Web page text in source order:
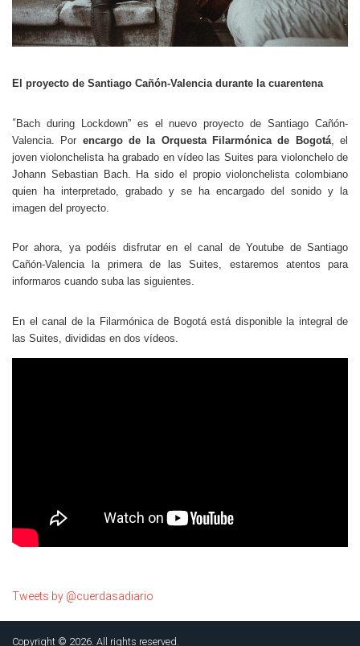
El proyecto de Santiago Cañón-Valencia durante la cuarentena
“Bach during Lockdown” es el nuevo proyecto de Santiago Cañón-
Valencia. Por encargo de la Orquesta Filarmónica de Bogotá, el
joven violonchelista ha grabado en vídeo las Suites para violonchelo de
Johann Sebastian Bach. Ha sido el propio violonchelista colombiano
quien ha interpretado, grabado y se ha encargado del sonido y la
imagen del proyecto.
Por ahora, ya podéis disfrutar en el canal de Youtube de Santiago
Cañón-Valencia la primera de las Suites, estaremos atentos para
informaros cuando suba las siguientes.
En el canal de la Filarmónica de Bogotá está disponible la integral de
las Suites, divididas en dos vídeos.
Tweets by @cuerdasadiario
Copyright © 2026. All rights reserved.